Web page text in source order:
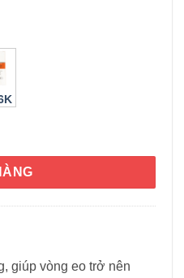
Cell Genie Professional
giúp vòng eo trở nên